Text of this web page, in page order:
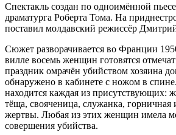
Спектакль создан по одноимённой
драматурга Роберта Тома. На
поставил молдавский режиссёр
Сюжет разворачивается во Франции
вилле восемь женщин готовятся
праздник омрачён убийством хозяина
обнаружено в кабинете с ножом в
находится каждая из присутствующих:
тёща, свояченица, служанка, горничная
жертвы. Любая из этих женщин имела
совершения убийства.